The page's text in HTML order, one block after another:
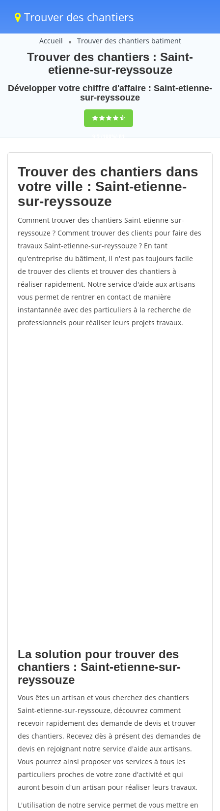
Trouver des chantiers
Accueil Trouver des chantiers batiment
Trouver des chantiers : Saint-
etienne-sur-reyssouze
Développer votre chiffre d'affaire : Saint-etienne-
sur-reyssouze
9,5(100%)81
votes
Trouver des chantiers dans
votre ville : Saint-etienne-
sur-reyssouze
Comment trouver des chantiers Saint-etienne-sur-
reyssouze ? Comment trouver des clients pour faire des
travaux Saint-etienne-sur-reyssouze ? En tant
qu'entreprise du bâtiment, il n'est pas toujours facile
de trouver des clients et trouver des chantiers à
réaliser rapidement. Notre service d'aide aux artisans
vous permet de rentrer en contact de manière
instantannée avec des particuliers à la recherche de
professionnels pour réaliser leurs projets travaux.
La solution pour trouver des
chantiers : Saint-etienne-sur-
reyssouze
Vous êtes un artisan et vous cherchez des chantiers
Saint-etienne-sur-reyssouze, découvrez comment
recevoir rapidement des demande de devis et trouver
des chantiers. Recevez dès à présent des demandes de
devis en rejoignant notre service d'aide aux artisans.
Vous pourrez ainsi proposer vos services à tous les
particuliers proches de votre zone d'activité et qui
auront besoin d'un artisan pour réaliser leurs travaux.
L'utilisation de notre service permet de vous mettre en